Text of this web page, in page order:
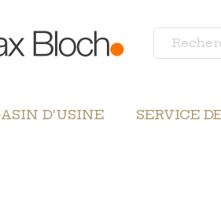
D'USINE SERVICE